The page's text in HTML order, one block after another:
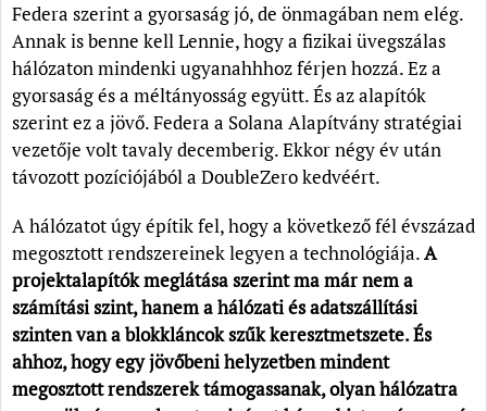
Federa szerint a gyorsaság jó, de önmagában nem elég.
Annak is benne kell Lennie, hogy a fizikai üvegszálas
hálózaton mindenki ugyanahhhoz férjen hozzá. Ez a
gyorsaság és a méltányosság együtt. És az alapítók
szerint ez a jövő. Federa a Solana Alapítvány stratégiai
vezetője volt tavaly decemberig. Ekkor négy év után
távozott pozíciójából a DoubleZero kedvéért.
A hálózatot úgy építik fel, hogy a következő fél évszázad
megosztott rendszereinek legyen a technológiája.A
projektalapítók meglátása szerint ma már nem a
számítási szint, hanem a hálózati és adatszállítási
szinten van a blokkláncok szűk keresztmetszete. És
ahhoz, hogy egy jövőbeni helyzetben mindent
megosztott rendszerek támogassanak, olyan hálózatra